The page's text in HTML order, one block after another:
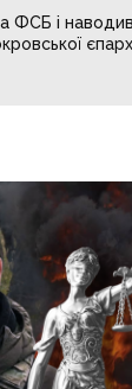
ФСБ і наводив